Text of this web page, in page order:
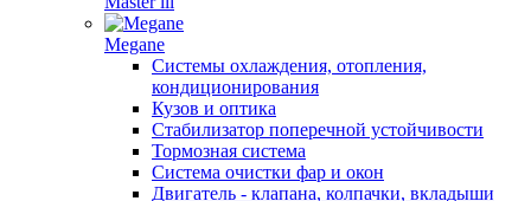
Megane
Системы охлаждения, отопления,
кондиционирования
Кузов и оптика
Стабилизатор поперечной устойчивости
Тормозная система
Система очистки фар и окон
Двигатель - клапана, колпачки, вкладыши